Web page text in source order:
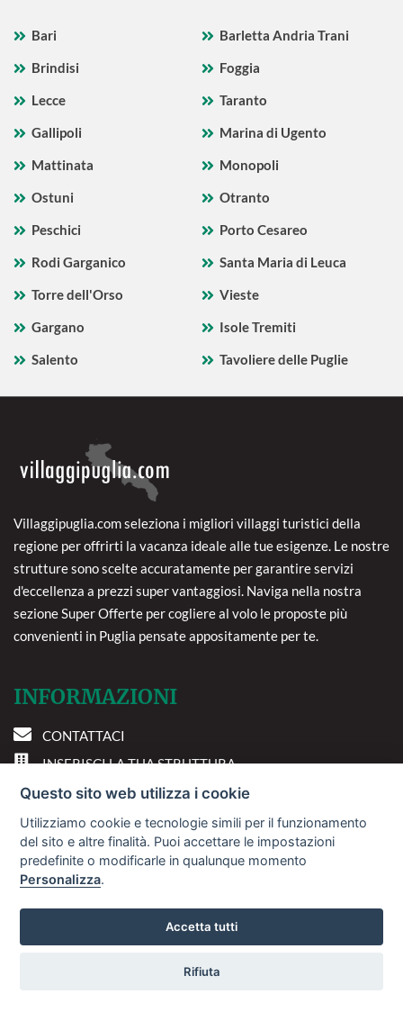
Bari
Barletta Andria Trani
Brindisi
Foggia
Lecce
Taranto
Gallipoli
Marina di Ugento
Mattinata
Monopoli
Ostuni
Otranto
Peschici
Porto Cesareo
Rodi Garganico
Santa Maria di Leuca
Torre dell'Orso
Vieste
Gargano
Isole Tremiti
Salento
Tavoliere delle Puglie
Villaggipuglia.com seleziona i migliori villaggi turistici della
regione per offrirti la vacanza ideale alle tue esigenze. Le nostre
strutture sono scelte accuratamente per garantire servizi
d'eccellenza a prezzi super vantaggiosi. Naviga nella nostra
sezione Super Offerte per cogliere al volo le proposte più
convenienti in Puglia pensate appositamente per te.
INFORMAZIONI
CONTATTACI
INSERISCI LA TUA STRUTTURA
PREFERENZE COOKIE
DOVE SIAMO
Via A. Costa, 2 - 63822
Sviluppo Turismo Italia S.r.L. unipersonale
Questo sito web utilizza i cookie
Utilizziamo cookie e tecnologie simili per il funzionamento
del sito e altre finalità. Puoi accettare le impostazioni
predefinite o modificarle in qualunque momento
Personalizza.
Accetta tutti
Rifiuta